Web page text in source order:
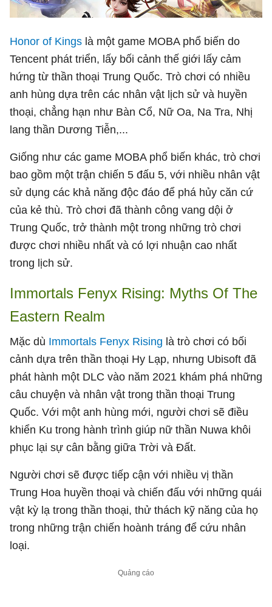
Honor of Kings là một game MOBA phổ biến do
Tencent phát triển, lấy bối cảnh thế giới lấy cảm
hứng từ thần thoại Trung Quốc. Trò chơi có nhiều
anh hùng dựa trên các nhân vật lịch sử và huyền
thoại, chẳng hạn như Bàn Cổ, Nữ Oa, Na Tra, Nhị
lang thần Dương Tiễn,...
Giống như các game MOBA phổ biến khác, trò chơi
bao gồm một trận chiến 5 đấu 5, với nhiều nhân vật
sử dụng các khả năng độc đáo để phá hủy căn cứ
của kẻ thù. Trò chơi đã thành công vang dội ở
Trung Quốc, trở thành một trong những trò chơi
được chơi nhiều nhất và có lợi nhuận cao nhất
trong lịch sử.
Immortals Fenyx Rising: Myths Of The
Eastern Realm
Mặc dù Immortals Fenyx Rising là trò chơi có bối
cảnh dựa trên thần thoại Hy Lạp, nhưng Ubisoft đã
phát hành một DLC vào năm 2021 khám phá những
câu chuyện và nhân vật trong thần thoại Trung
Quốc. Với một anh hùng mới, người chơi sẽ điều
khiển Ku trong hành trình giúp nữ thần Nuwa khôi
phục lại sự cân bằng giữa Trời và Đất.
Người chơi sẽ được tiếp cận với nhiều vị thần
Trung Hoa huyền thoại và chiến đấu với những quái
vật kỳ lạ trong thần thoại, thử thách kỹ năng của họ
trong những trận chiến hoành tráng để cứu nhân
loại.